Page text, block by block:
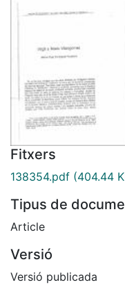
Fitxers
138354.pdf (404.44
Tipus de
Article
Versió
Versió publicada